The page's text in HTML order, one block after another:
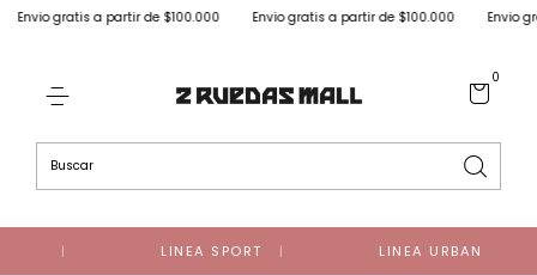
gratis a partir de $100.000 Envio gratis a partir de $100.000 Envio
0
LINEA SPORT LINEA URBAN